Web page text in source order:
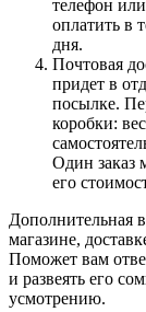
телефон
оплатить в
дня.
Почтовая
придет в
посылке.
коробки:
Один заказ
его
Дополнительная
магазине,
Поможет вам
и развеять его
усмотрению.